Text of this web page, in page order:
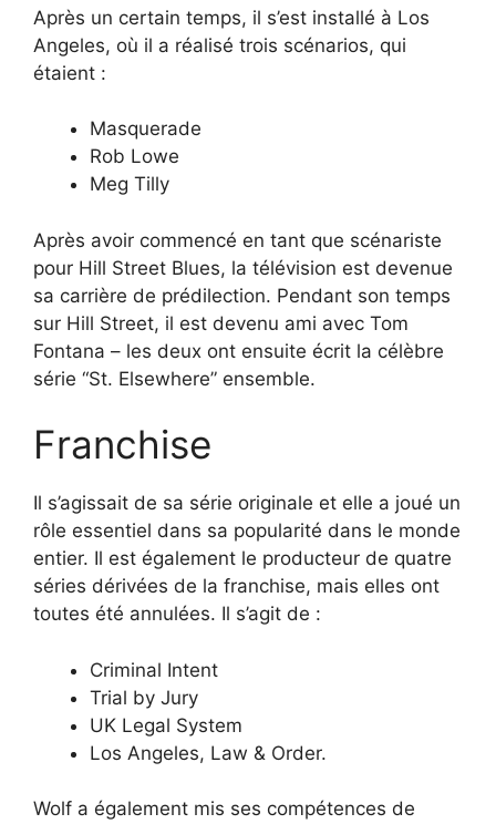
Après un certain temps, il s’est installé à Los
Angeles, où il a réalisé trois scénarios, qui
étaient :
Masquerade
Rob Lowe
Meg Tilly
Après avoir commencé en tant que scénariste
pour Hill Street Blues, la télévision est devenue
sa carrière de prédilection. Pendant son temps
sur Hill Street, il est devenu ami avec Tom
Fontana – les deux ont ensuite écrit la célèbre
série “St. Elsewhere” ensemble.
Franchise
Il s’agissait de sa série originale et elle a joué un
rôle essentiel dans sa popularité dans le monde
entier. Il est également le producteur de quatre
séries dérivées de la franchise, mais elles ont
toutes été annulées. Il s’agit de :
Criminal Intent
Trial by Jury
UK Legal System
Los Angeles, Law & Order.
Wolf a également mis ses compétences de